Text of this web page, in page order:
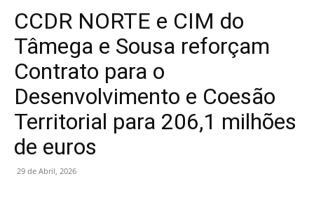
CCDR NORTE e CIM do
Tâmega e Sousa reforçam
Contrato para o
Desenvolvimento e Coesão
Territorial para 206,1 milhões
de euros
29 de Abril, 2026